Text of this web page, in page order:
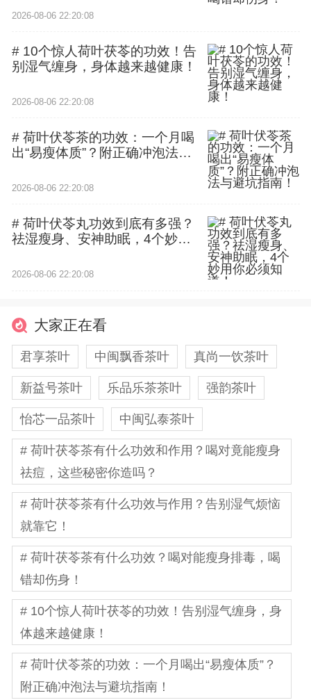
2026-08-06 22:20:08
# 10个惊人荷叶茯苓的功效！告
别湿气缠身，身体越来越健康！
2026-08-06 22:20:08
# 荷叶伏苓茶的功效：一个月喝
出“易瘦体质”？附正确冲泡法与
2026-08-06 22:20:08
# 荷叶伏苓丸功效到底有多强？
祛湿瘦身、安神助眠，4个妙用
2026-08-06 22:20:08
大家正在看
君享茶叶 中闽飘香茶叶 真尚一饮茶叶
新益号茶叶 乐品乐茶茶叶 强韵茶叶
怡芯一品茶叶 中闽弘泰茶叶
# 荷叶茯苓茶有什么功效和作用？喝对竟能瘦身
祛痘，这些秘密你造吗？
# 荷叶茯苓茶有什么功效与作用？告别湿气烦恼
就靠它！
# 荷叶茯苓茶有什么功效？喝对能瘦身排毒，喝
错却伤身！
# 10个惊人荷叶茯苓的功效！告别湿气缠身，身
体越来越健康！
# 荷叶伏苓茶的功效：一个月喝出“易瘦体质”？
附正确冲泡法与避坑指南！